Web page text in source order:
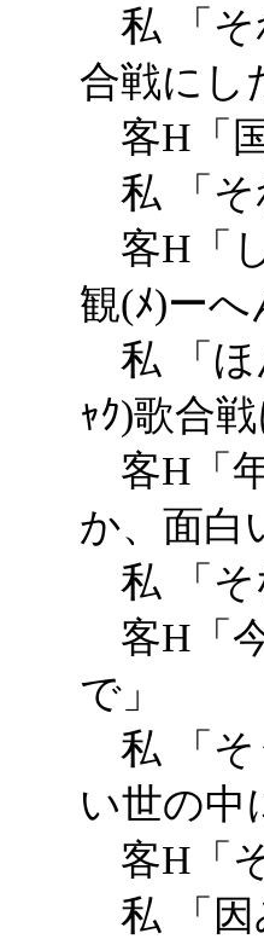
私 「そ
合戦にし
客H「
私 「そ
客H「
観(ﾒ)ーへ
私 「ほ
ｬｸ)歌合
客H「
か、面白
私 「そ
客H「
で」
私 「そ
い世の中
客H「
私 「因